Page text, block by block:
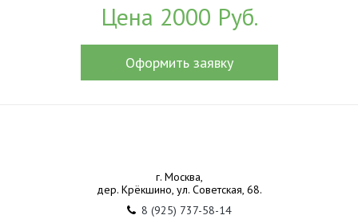
Цена 2000 Руб.
Оформить заявку
г. Москва,
дер. Крёкшино, ул. Советская, 68.
8 (925) 737-58-14